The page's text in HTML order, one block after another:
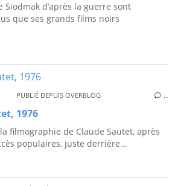
Siodmak d’après la guerre sont
que ses grands films noirs
PUBLIÉ DEPUIS OVERBLOG …
1976
filmographie de Claude Sautet, après
populaires, juste derrière...